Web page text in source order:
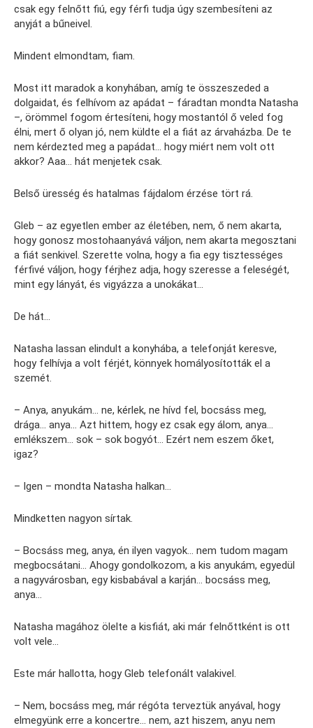
csak egy felnőtt fiú, egy férfi tudja úgy szembesíteni az
anyját a bűneivel.
Mindent elmondtam, fiam.
Most itt maradok a konyhában, amíg te összeszeded a
dolgaidat, és felhívom az apádat – fáradtan mondta Natasha
–, örömmel fogom értesíteni, hogy mostantól ő veled fog
élni, mert ő olyan jó, nem küldte el a fiát az árvaházba. De te
nem kérdezted meg a papádat… hogy miért nem volt ott
akkor? Aaa… hát menjetek csak.
Belső üresség és hatalmas fájdalom érzése tört rá.
Gleb – az egyetlen ember az életében, nem, ő nem akarta,
hogy gonosz mostohaanyává váljon, nem akarta megosztani
a fiát senkivel. Szerette volna, hogy a fia egy tisztességes
férfivé váljon, hogy férjhez adja, hogy szeresse a feleségét,
mint egy lányát, és vigyázza a unokákat…
De hát…
Natasha lassan elindult a konyhába, a telefonját keresve,
hogy felhívja a volt férjét, könnyek homályosították el a
szemét.
– Anya, anyukám… ne, kérlek, ne hívd fel, bocsáss meg,
drága… anya… Azt hittem, hogy ez csak egy álom, anya…
emlékszem… sok – sok bogyót… Ezért nem eszem őket,
igaz?
– Igen – mondta Natasha halkan…
Mindketten nagyon sírtak.
– Bocsáss meg, anya, én ilyen vagyok… nem tudom magam
megbocsátani… Ahogy gondolkozom, a kis anyukám, egyedül
a nagyvárosban, egy kisbabával a karján… bocsáss meg,
anya…
Natasha magához ölelte a kisfiát, aki már felnőttként is ott
volt vele…
Este már hallotta, hogy Gleb telefonált valakivel.
– Nem, bocsáss meg, már régóta terveztük anyával, hogy
elmegyünk erre a koncertre… nem, azt hiszem, anyu nem